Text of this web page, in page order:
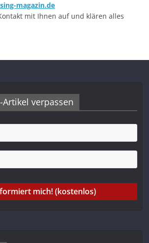
magazin.de
mit Ihnen auf und klären alles
verpassen